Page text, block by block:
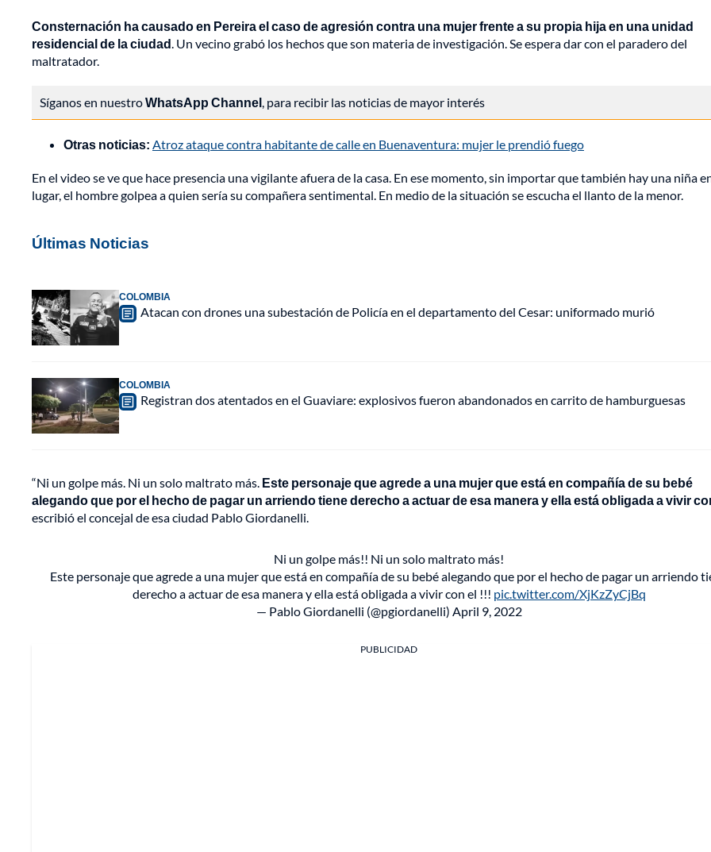
Consternación ha causado en Pereira el caso de agresión contra una mujer frente a su propia hija en una unidad
residencial de la ciudad. Un vecino grabó los hechos que son materia de investigación. Se espera dar con el paradero del
maltratador.
Síganos en nuestroWhatsApp Channel, para recibir las noticias de mayor interés
Otras noticias: Atroz ataque contra habitante de calle en Buenaventura: mujer le prendió fuego
En el video se ve que hace presencia una vigilante afuera de la casa. En ese momento, sin importar que también hay una niña
lugar, el hombre golpea a quien sería su compañera sentimental. En medio de la situación se escucha el llanto de la menor.
Últimas Noticias
COLOMBIA
Atacan con drones una subestación de Policía en el departamento del Cesar: uniformado murió
COLOMBIA
Registran dos atentados en el Guaviare: explosivos fueron abandonados en carrito de hamburguesas
“Ni un golpe más. Ni un solo maltrato más. Este personaje que agrede a una mujer que está en compañía de su bebé
alegando que por el hecho de pagar un arriendo tiene derecho a actuar de esa manera y ella está obligada a vivir
escribió el concejal de esa ciudad Pablo Giordanelli.
Ni un golpe más!! Ni un solo maltrato más!
Este personaje que agrede a una mujer que está en compañía de su bebé alegando que por el hecho de pagar un arriendo
derecho a actuar de esa manera y ella está obligada a vivir con el !!! pic.twitter.com/XjKzZyCjBq
— Pablo Giordanelli (@pgiordanelli) April 9, 2022
PUBLICIDAD